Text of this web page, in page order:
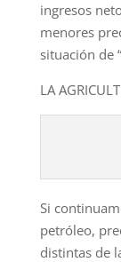
ingresos
menores
situación de
LA
Si
petróleo,
distintas de